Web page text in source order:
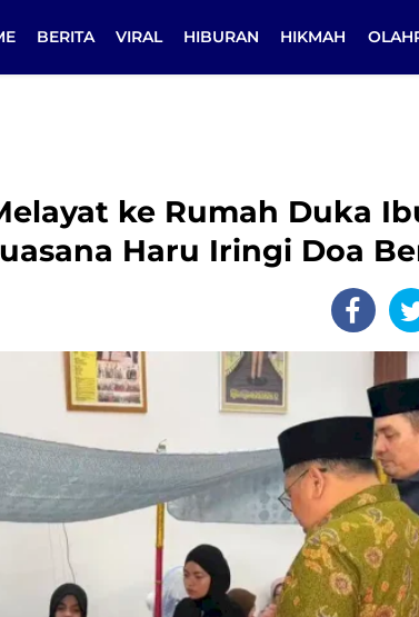
BERITA VIRAL HIBURAN HIKMAH
ke Rumah Duka
Haru Iringi Doa